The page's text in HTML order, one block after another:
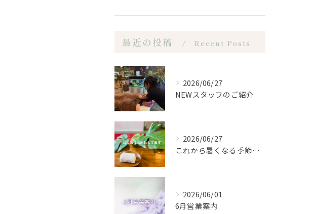
最近の投稿 Recent Posts
2026/06/27
NEWスタッフのご紹介
2026/06/27
これから暑くなる季節になるので、もみほぐし亭ではご来店のお客...
2026/06/01
6月営業案内